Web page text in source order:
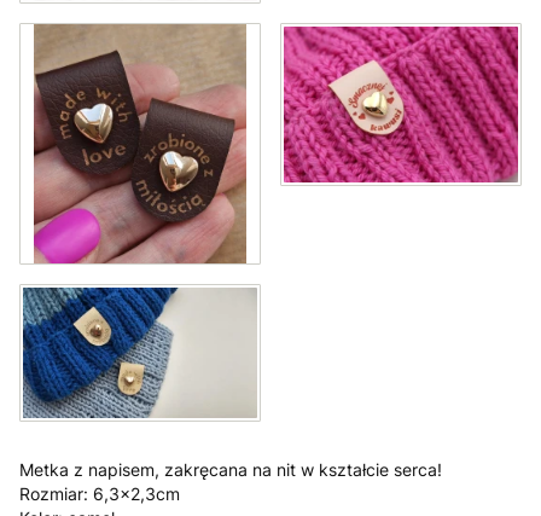
Metka z napisem, zakręcana na nit w kształcie serca!
Rozmiar: 6,3x2,3cm